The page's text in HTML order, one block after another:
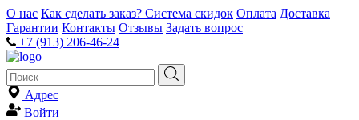
О нас Как сделать заказ? Система скидок Оплата Доставка
Гарантии Контакты Отзывы Задать вопрос
+7 (913) 206-46-24
Адрес
Войти